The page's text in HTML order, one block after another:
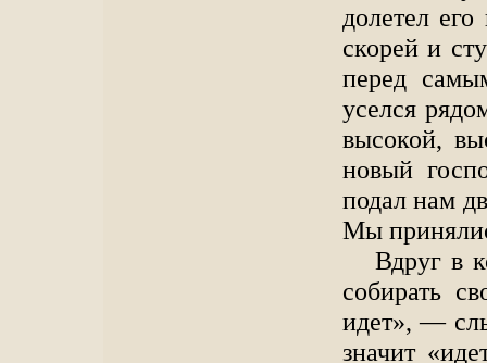
долетел
скорей и
перед
уселся
высокой,
новый
подал нам
Мы
Вдруг в
собирать
идет», —
значит